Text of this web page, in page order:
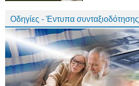
Οδηγίες - Έντυπα συνταξιοδότησης